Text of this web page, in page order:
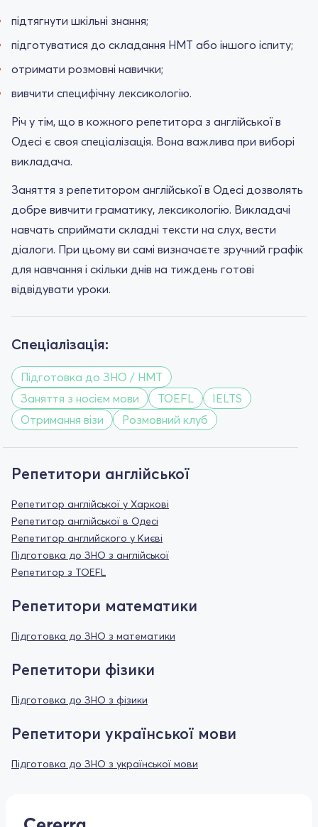
підтягнути шкільні знання;
підготуватися до складання НМТ або іншого іспиту;
отримати розмовні навички;
вивчити специфічну лексикологію.
Річ у тім, що в кожного репетитора з англійської в
Одесі є своя спеціалізація. Вона важлива при виборі
викладача.
Заняття з репетитором англійської в Одесі дозволять
добре вивчити граматику, лексикологію. Викладачі
навчать сприймати складні тексти на слух, вести
діалоги. При цьому ви самі визначаєте зручний графік
для навчання і скільки днів на тиждень готові
відвідувати уроки.
Спеціалізація:
Підготовка до ЗНО / НМТ
Заняття з носієм мови
TOEFL
IELTS
Отримання візи
Розмовний клуб
Репетитори англійської
Репетитор англійської у Харкові
Репетитор англійської в Одесі
Репетитор английского у Києві
Підготовка до ЗНО з англійської
Репетитор з TOEFL
Репетитори математики
Підготовка до ЗНО з математики
Репетитори фізики
Підготовка до ЗНО з фізики
Репетитори української мови
Підготовка до ЗНО з української мови